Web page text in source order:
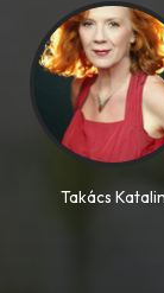
Takács Katalin